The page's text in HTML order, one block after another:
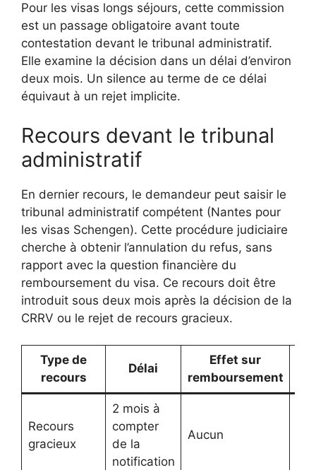
Pour les visas longs séjours, cette commission
est un passage obligatoire avant toute
contestation devant le tribunal administratif.
Elle examine la décision dans un délai d’environ
deux mois. Un silence au terme de ce délai
équivaut à un rejet implicite.
Recours devant le tribunal
administratif
En dernier recours, le demandeur peut saisir le
tribunal administratif compétent (Nantes pour
les visas Schengen). Cette procédure judiciaire
cherche à obtenir l’annulation du refus, sans
rapport avec la question financière du
remboursement du visa. Ce recours doit être
introduit sous deux mois après la décision de la
CRRV ou le rejet de recours gracieux.
Type de
recours
Délai
Effet sur
remboursement
Recours
gracieux
2 mois à
compter
de la
notification
Aucun